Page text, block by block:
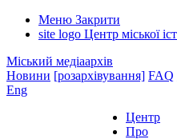
Меню Закрити
site logo Центр міської
Міський медіаархів
Новини [розархівування] FAQ
Eng
Центр
Про